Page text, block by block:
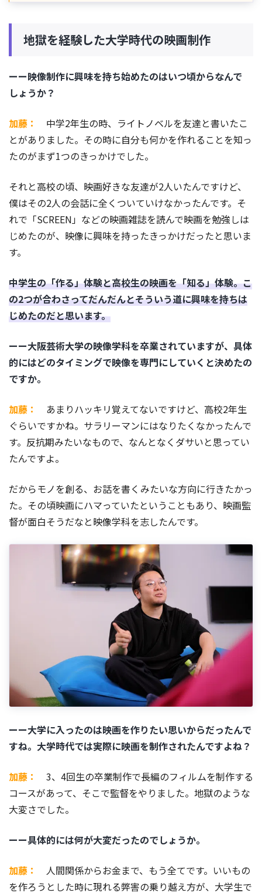
地獄を経験した大学時代の映画制作
ーー映像制作に興味を持ち始めたのはいつ頃からなんで
しょうか？
加藤：
中学2年生の時、ライトノベルを友達と書いたこ
とがありました。その時に自分も何かを作れることを知っ
たのがまず1つのきっかけでした。
それと高校の頃、映画好きな友達が2人いたんですけど、
僕はその2人の会話に全くついていけなかったんです。そ
れで「SCREEN」などの映画雑誌を読んで映画を勉強しは
じめたのが、映像に興味を持ったきっかけだったと思いま
す。
中学生の「作る」体験と高校生の映画を「知る」体験。こ
の2つが合わさってだんだんとそういう道に興味を持ちは
じめたのだと思います。
ーー大阪芸術大学の映像学科を卒業されていますが、具体
的にはどのタイミングで映像を専門にしていくと決めたの
ですか。
加藤：
あまりハッキリ覚えてないですけど、高校2年生
ぐらいですかね。サラリーマンにはなりたくなかったんで
す。反抗期みたいなもので、なんとなくダサいと思ってい
たんですよ。
だからモノを創る、お話を書くみたいな方向に行きたかっ
た。その頃映画にハマっていたということもあり、映画監
督が面白そうだなと映像学科を志したんです。
ーー大学に入ったのは映画を作りたい思いからだったんで
すね。大学時代では実際に映画を制作されたんですよね？
加藤：
3、4回生の卒業制作で長編のフィルムを制作する
コースがあって、そこで監督をやりました。地獄のような
大変さでした。
ーー具体的には何が大変だったのでしょうか。
加藤：
人間関係からお金まで、もう全てです。いいもの
を作ろうとした時に現れる弊害の乗り越え方が、大学生で